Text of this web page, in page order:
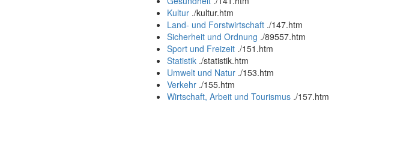
Kultur ./kultur.htm
Land- und Forstwirtschaft ./147.htm
Sicherheit und Ordnung ./89557.htm
Sport und Freizeit ./151.htm
Statistik ./statistik.htm
Umwelt und Natur ./153.htm
Verkehr ./155.htm
Wirtschaft, Arbeit und Tourismus ./157.htm